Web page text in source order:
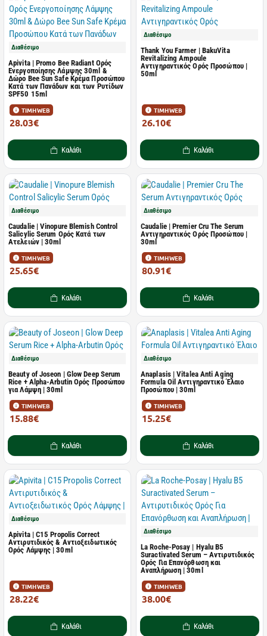
Διαθέσιμο
Apivita | Promo Bee Radiant Ορός
Ενεργοποίησης Λάμψης 30ml &
Δώρο Bee Sun Safe Κρέμα Προσώπου
Κατά των Πανάδων και των Ρυτίδων
SPF50 15ml
ΤΙΜΗ WEB
28.03€
Καλάθι
Διαθέσιμο
Thank You Farmer | BakuVita
Revitalizing Ampoule
Αντιγηραντικός Ορός Προσώπου |
50ml
ΤΙΜΗ WEB
26.10€
Καλάθι
Διαθέσιμο
Caudalie | Vinopure Blemish Control
Salicylic Serum Ορός Κατά των
Ατελειών | 30ml
ΤΙΜΗ WEB
25.65€
Καλάθι
Διαθέσιμο
Caudalie | Premier Cru The Serum
Αντιγηραντικός Ορός Προσώπου |
30ml
ΤΙΜΗ WEB
80.91€
Καλάθι
Διαθέσιμο
Beauty of Joseon | Glow Deep Serum
Rice + Alpha-Arbutin Ορός Προσώπου
για Λάμψη | 30ml
ΤΙΜΗ WEB
15.88€
Καλάθι
Διαθέσιμο
Anaplasis | Vitalea Anti Aging
Formula Oil Αντιγηραντικό Έλαιο
Προσώπου | 30ml
ΤΙΜΗ WEB
15.25€
Καλάθι
Διαθέσιμο
Apivita | C15 Propolis Correct
Αντιρυτιδικός & Αντιοξειδωτικός
Ορός Λάμψης | 30ml
ΤΙΜΗ WEB
28.22€
Καλάθι
Διαθέσιμο
La Roche-Posay | Hyalu B5
Suractivated Serum – Αντιρυτιδικός
Ορός Για Επανόρθωση και
Αναπλήρωση | 30ml
ΤΙΜΗ WEB
38.00€
Καλάθι